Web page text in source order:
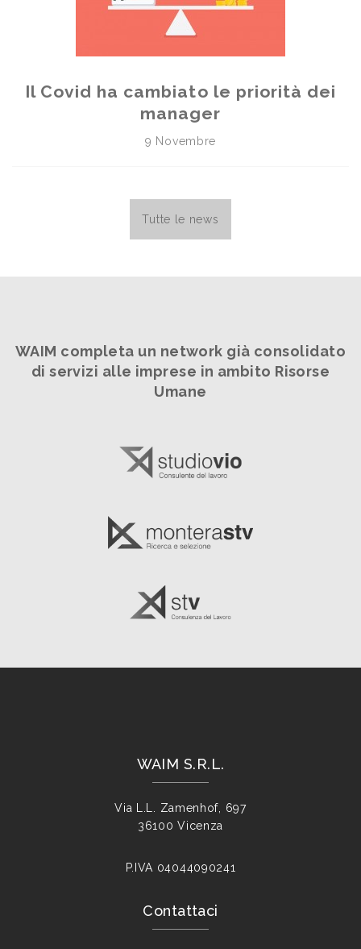
Il Covid ha cambiato le priorità dei
manager
9 Novembre
Tutte le news
WAIM completa un network già consolidato
di servizi alle imprese in ambito Risorse
Umane
WAIM S.R.L.
Via L.L. Zamenhof, 697
36100 Vicenza
P.IVA 04044090241
Contattaci